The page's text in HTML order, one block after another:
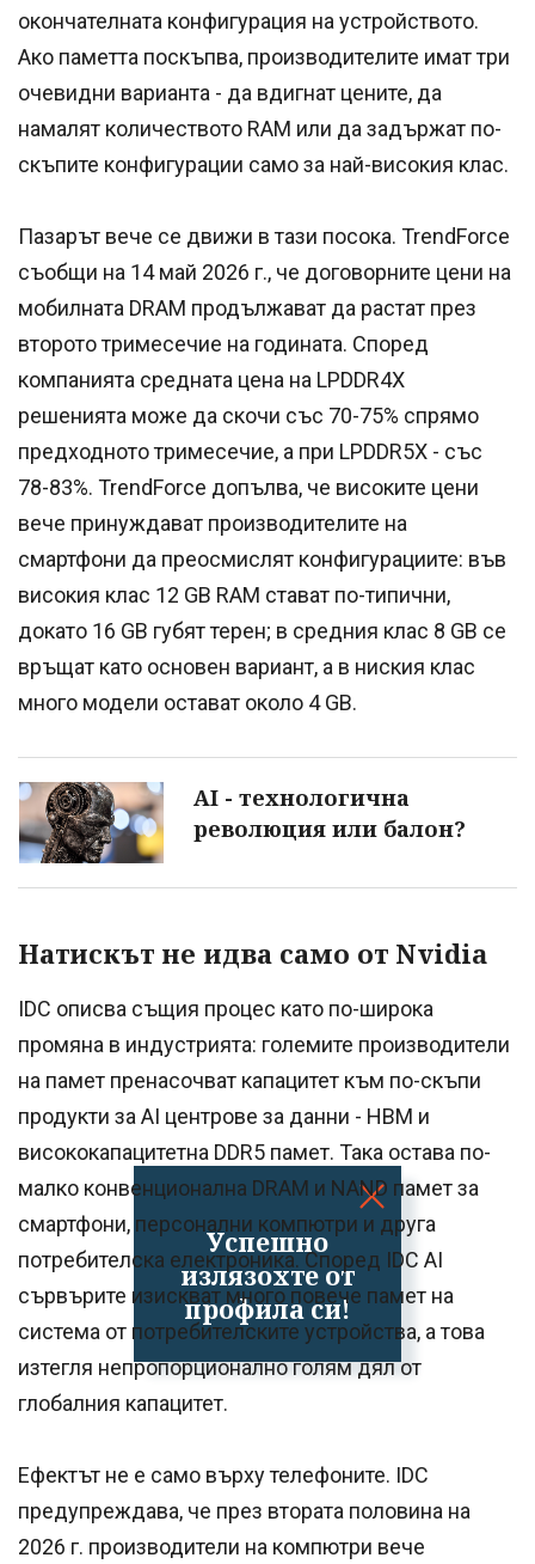
Успешно
излязохте от
профила си!
окончателната конфигурация на устройството.
Ако паметта поскъпва, производителите имат три
очевидни варианта - да вдигнат цените, да
намалят количеството RAM или да задържат по-
скъпите конфигурации само за най-високия клас.
Пазарът вече се движи в тази посока. TrendForce
съобщи на 14 май 2026 г., че договорните цени на
мобилната DRAM продължават да растат през
второто тримесечие на годината. Според
компанията средната цена на LPDDR4X
решенията може да скочи със 70-75% спрямо
предходното тримесечие, а при LPDDR5X - със
78-83%. TrendForce допълва, че високите цени
вече принуждават производителите на
смартфони да преосмислят конфигурациите: във
високия клас 12 GB RAM стават по-типични,
докато 16 GB губят терен; в средния клас 8 GB се
връщат като основен вариант, а в ниския клас
много модели остават около 4 GB.
AI - технологична
революция или балон?
Натискът не идва само от Nvidia
IDC описва същия процес като по-широка
промяна в индустрията: големите производители
на памет пренасочват капацитет към по-скъпи
продукти за AI центрове за данни - HBM и
висококапацитетна DDR5 памет. Така остава по-
малко конвенционална DRAM и NAND памет за
смартфони, персонални компютри и друга
потребителска електроника. Според IDC AI
сървърите изискват много повече памет на
система от потребителските устройства, а това
изтегля непропорционално голям дял от
глобалния капацитет.
Ефектът не е само върху телефоните. IDC
предупреждава, че през втората половина на
2026 г. производители на компютри вече